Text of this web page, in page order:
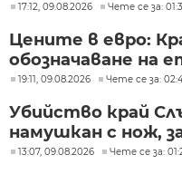
17:12, 09.08.2026 Чете се за:
Цените в евро:
обозначаване на
19:11, 09.08.2026 Чете се за:
Убийство край
намушкан с нож,
13:07, 09.08.2026 Чете се за: